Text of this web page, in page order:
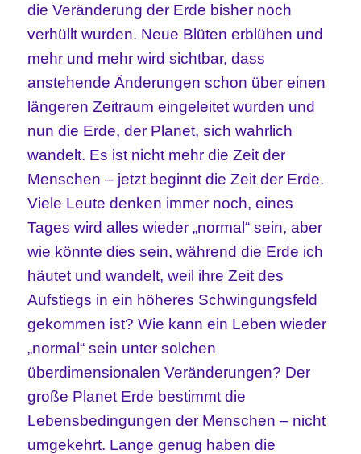
die Veränderung der Erde bisher noch
verhüllt wurden. Neue Blüten erblühen und
mehr und mehr wird sichtbar, dass
anstehende Änderungen schon über einen
längeren Zeitraum eingeleitet wurden und
nun die Erde, der Planet, sich wahrlich
wandelt. Es ist nicht mehr die Zeit der
Menschen – jetzt beginnt die Zeit der Erde.
Viele Leute denken immer noch, eines
Tages wird alles wieder „normal“ sein, aber
wie könnte dies sein, während die Erde ich
häutet und wandelt, weil ihre Zeit des
Aufstiegs in ein höheres Schwingungsfeld
gekommen ist? Wie kann ein Leben wieder
„normal“ sein unter solchen
überdimensionalen Veränderungen? Der
große Planet Erde bestimmt die
Lebensbedingungen der Menschen – nicht
umgekehrt. Lange genug haben die